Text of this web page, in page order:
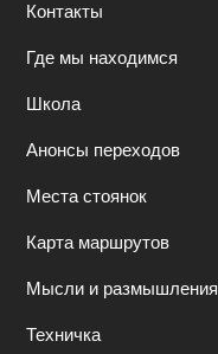
Контакты
Где мы находимся
Школа
Анонсы переходов
Места стоянок
Карта маршрутов
Мысли и размышления
Техничка